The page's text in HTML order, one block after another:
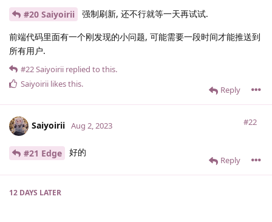
#20 Saiyoirii 强制刷新, 还不行就等一天再试试.
前端代码里面有一个刚发现的小问题, 可能需要一段时间才能推送到
所有用户.
Reply
#22Saiyoirii replied to this.
Saiyoirii likes this.
Saiyoirii #22
Aug 2, 2023
#21 Edge 好的
Reply
12 DAYS LATER